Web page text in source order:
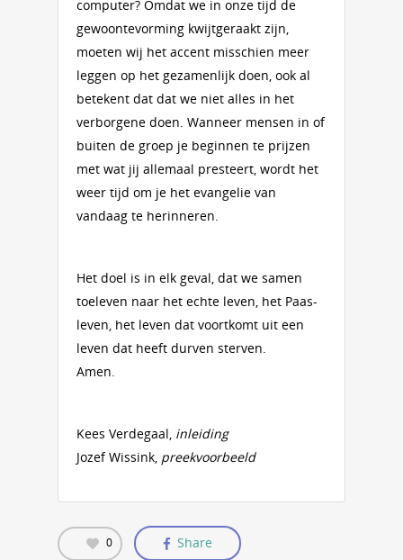
computer? Omdat we in onze tijd de
gewoontevorming kwijtgeraakt zijn,
moeten wij het accent misschien meer
leggen op het gezamenlijk doen, ook al
betekent dat dat we niet alles in het
verborgene doen. Wanneer mensen in of
buiten de groep je beginnen te prijzen
met wat jij allemaal presteert, wordt het
weer tijd om je het evangelie van
vandaag te herinneren.
Het doel is in elk geval, dat we samen
toeleven naar het echte leven, het Paas-
leven, het leven dat voortkomt uit een
leven dat heeft durven sterven.
Amen.
Kees Verdegaal, inleiding
Jozef Wissink, preekvoorbeeld
0 Share